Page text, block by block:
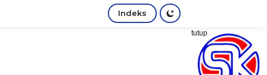
Indeks
tutup